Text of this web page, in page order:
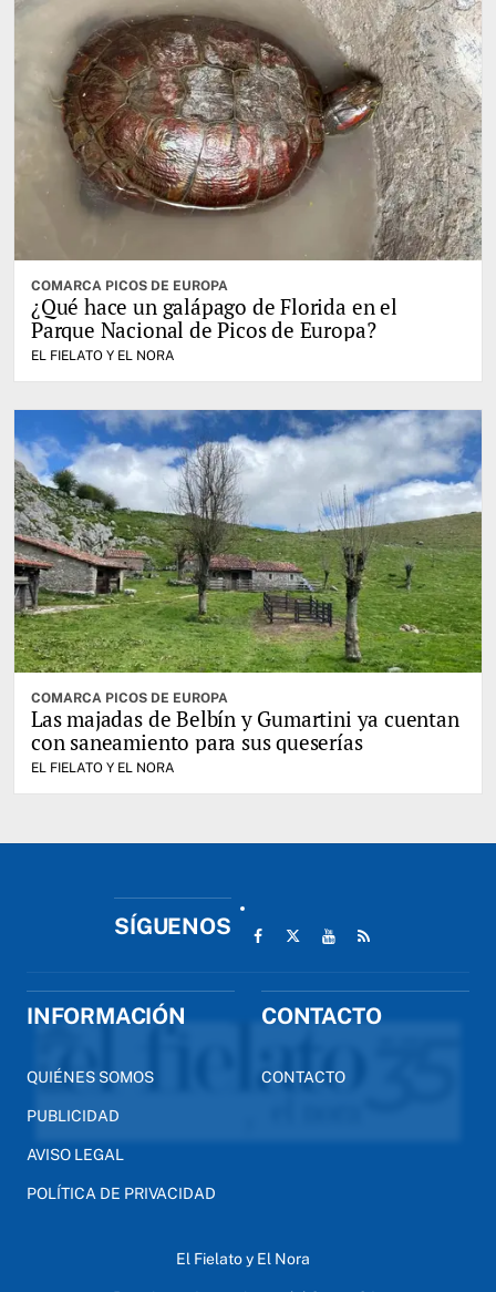
COMARCA PICOS DE EUROPA
¿Qué hace un galápago de Florida en el
Parque Nacional de Picos de Europa?
EL FIELATO Y EL NORA
COMARCA PICOS DE EUROPA
Las majadas de Belbín y Gumartini ya cuentan
con saneamiento para sus queserías
EL FIELATO Y EL NORA
SÍGUENOS
INFORMACIÓN
QUIÉNES SOMOS
PUBLICIDAD
AVISO LEGAL
POLÍTICA DE PRIVACIDAD
CONTACTO
CONTACTO
El Fielato y El Nora